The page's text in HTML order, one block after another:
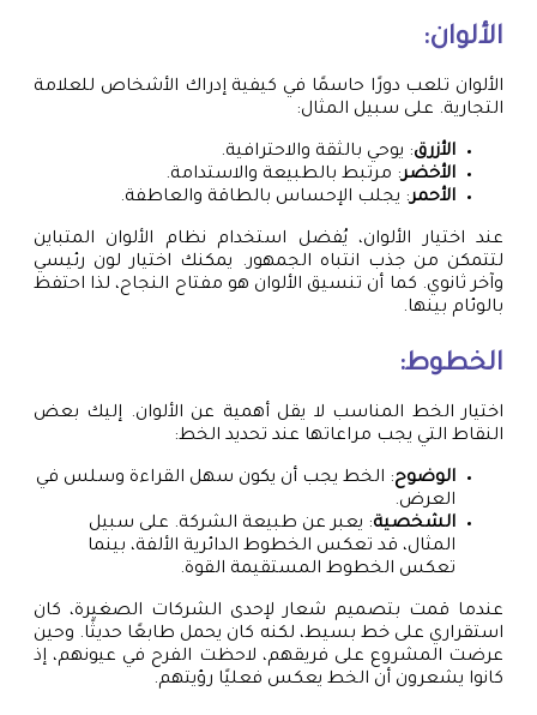
الألوان:
الألوان تلعب دورًا حاسمًا في كيفية إدراك الأشخاص للعلامة
التجارية. على سبيل المثال:
الأزرق: يوحي بالثقة والاحترافية.
الأخضر: مرتبط بالطبيعة والاستدامة.
الأحمر: يجلب الإحساس بالطاقة والعاطفة.
عند اختيار الألوان، يُفضل استخدام نظام الألوان المتباين
لتتمكن من جذب انتباه الجمهور. يمكنك اختيار لون رئيسي
وآخر ثانوي. كما أن تنسيق الألوان هو مفتاح النجاح، لذا احتفظ
بالوئام بينها.
الخطوط:
اختيار الخط المناسب لا يقل أهمية عن الألوان. إليك بعض
النقاط التي يجب مراعاتها عند تحديد الخط:
الوضوح: الخط يجب أن يكون سهل القراءة وسلس في
العرض.
الشخصية: يعبر عن طبيعة الشركة. على سبيل
المثال، قد تعكس الخطوط الدائرية الألفة، بينما
تعكس الخطوط المستقيمة القوة.
عندما قمت بتصميم شعار لإحدى الشركات الصغيرة، كان
استقراري على خط بسيط، لكنه كان يحمل طابعًا حديثًا. وحين
عرضت المشروع على فريقهم، لاحظت الفرح في عيونهم، إذ
كانوا يشعرون أن الخط يعكس فعليًا رؤيتهم.